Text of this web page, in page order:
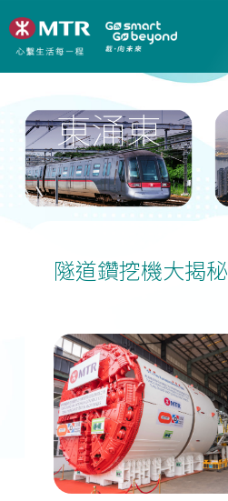
隧道鑽挖機大揭秘